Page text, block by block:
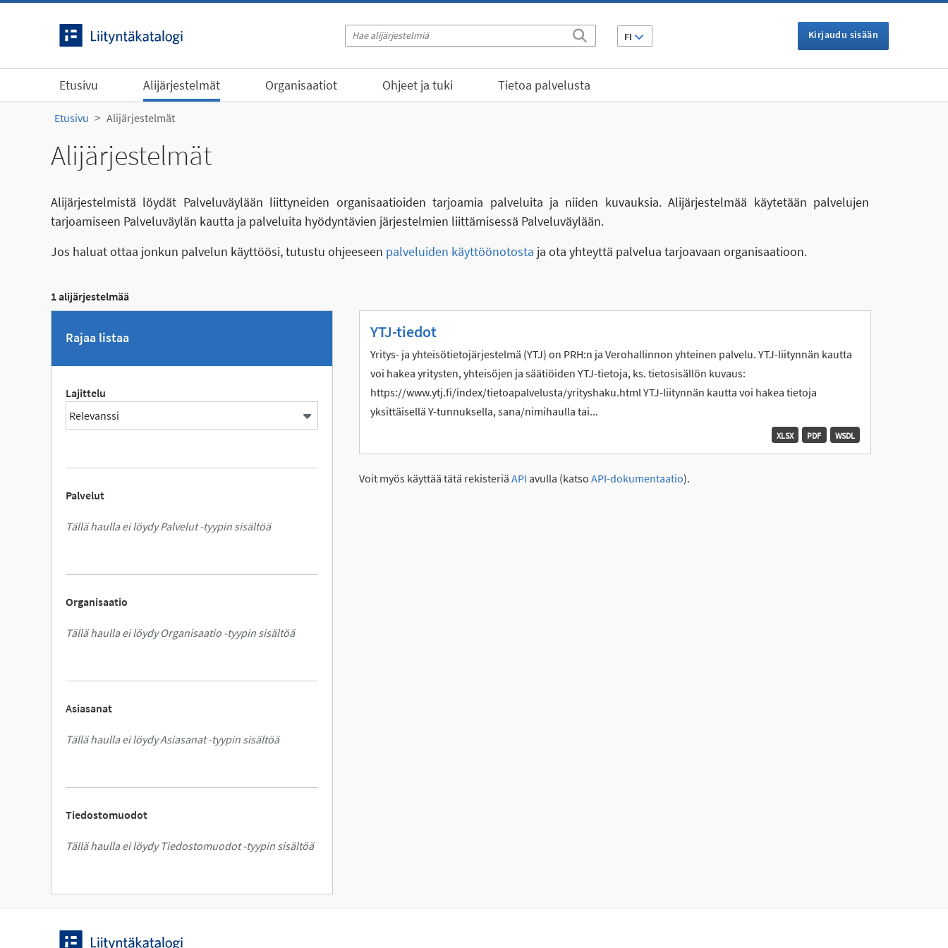
FI Kirjaudu sisään
Etusivu Alijärjestelmät Organisaatiot Ohjeet ja tuki Tietoa palvelusta
Etusivu Alijärjestelmät
Alijärjestelmät
Alijärjestelmistä löydät Palveluväylään liittyneiden organisaatioiden tarjoamia palveluita ja niiden kuvauksia. Alijärjestelmää käytetään palvelujen
tarjoamiseen Palveluväylän kautta ja palveluita hyödyntävien järjestelmien liittämisessä Palveluväylään.
Jos haluat ottaa jonkun palvelun käyttöösi, tutustu ohjeeseen palveluiden käyttöönotosta ja ota yhteyttä palvelua tarjoavaan organisaatioon.
1 alijärjestelmää
Rajaa listaa
Lajittelu
Palvelut
Tällä haulla ei löydy Palvelut -tyypin sisältöä
Organisaatio
Tällä haulla ei löydy Organisaatio -tyypin sisältöä
Asiasanat
Tällä haulla ei löydy Asiasanat -tyypin sisältöä
Tiedostomuodot
Tällä haulla ei löydy Tiedostomuodot -tyypin sisältöä
YTJ-tiedot
Yritys- ja yhteisötietojärjestelmä (YTJ) on PRH:n ja Verohallinnon yhteinen palvelu. YTJ-liitynnän kautta
voi hakea yritysten, yhteisöjen ja säätiöiden YTJ-tietoja, ks. tietosisällön kuvaus:
https://www.ytj.fi/index/tietoapalvelusta/yrityshaku.html YTJ-liitynnän kautta voi hakea tietoja
yksittäisellä Y-tunnuksella, sana/nimihaulla tai...
WSDL
PDF
XLSX
Voit myös käyttää tätä rekisteriä API avulla (katso API-dokumentaatio).